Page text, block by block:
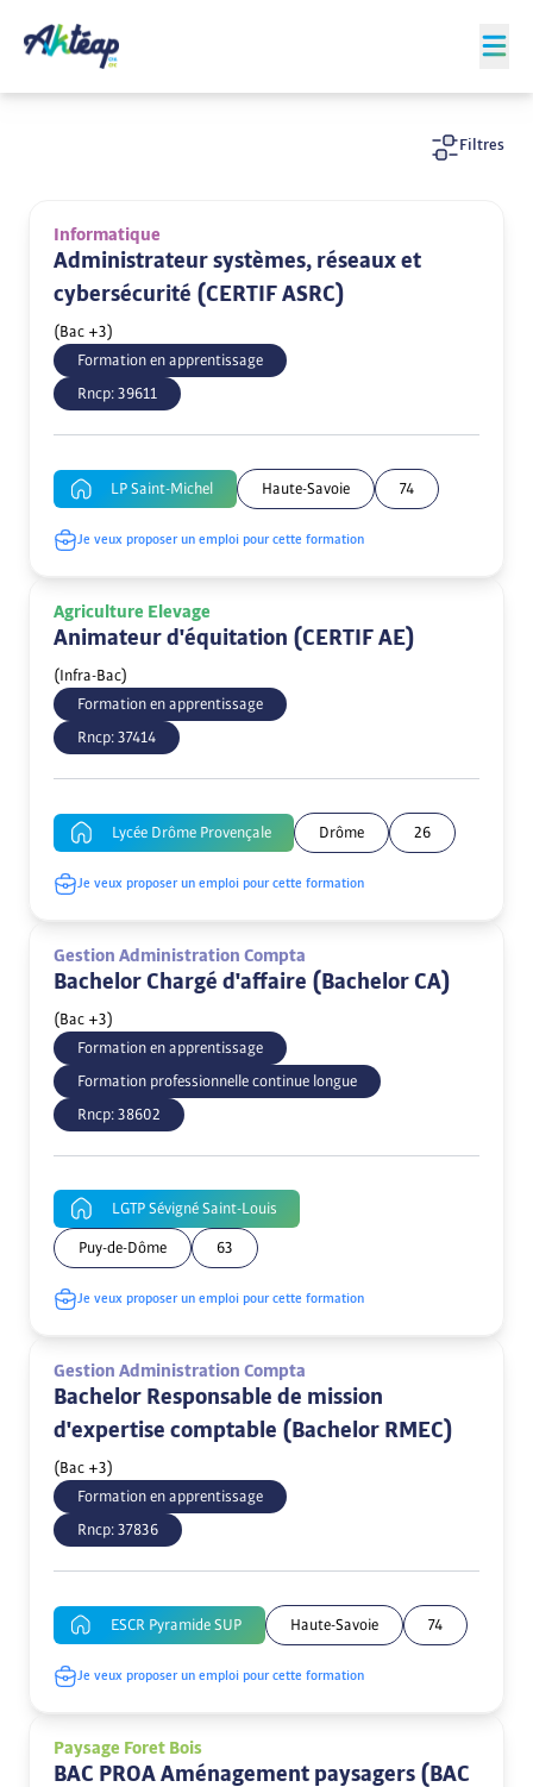
Filtres
Informatique
Administrateur systèmes, réseaux et
cybersécurité (CERTIF ASRC)
(Bac +3)
Formation en apprentissage
Rncp: 39611
LP Saint-Michel Haute-Savoie 74
Je veux proposer un emploi pour cette formation
Agriculture Elevage
Animateur d'équitation (CERTIF AE)
(Infra-Bac)
Formation en apprentissage
Rncp: 37414
Lycée Drôme Provençale Drôme 26
Je veux proposer un emploi pour cette formation
Gestion Administration Compta
Bachelor Chargé d'affaire (Bachelor CA)
(Bac +3)
Formation en apprentissage
Formation professionnelle continue longue
Rncp: 38602
LGTP Sévigné Saint-Louis
Puy-de-Dôme 63
Je veux proposer un emploi pour cette formation
Gestion Administration Compta
Bachelor Responsable de mission
d'expertise comptable (Bachelor RMEC)
(Bac +3)
Formation en apprentissage
Rncp: 37836
ESCR Pyramide SUP Haute-Savoie 74
Je veux proposer un emploi pour cette formation
Paysage Foret Bois
BAC PROA Aménagement paysagers (BAC